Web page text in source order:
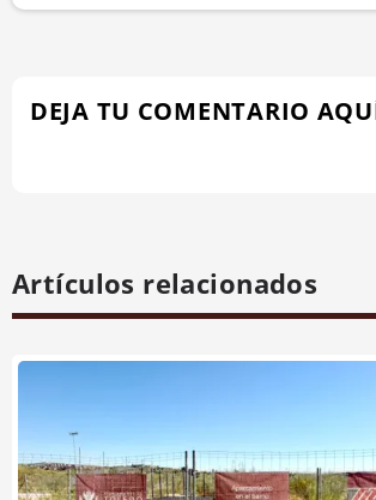
DEJA TU COMENTARIO
Artículos relacionados